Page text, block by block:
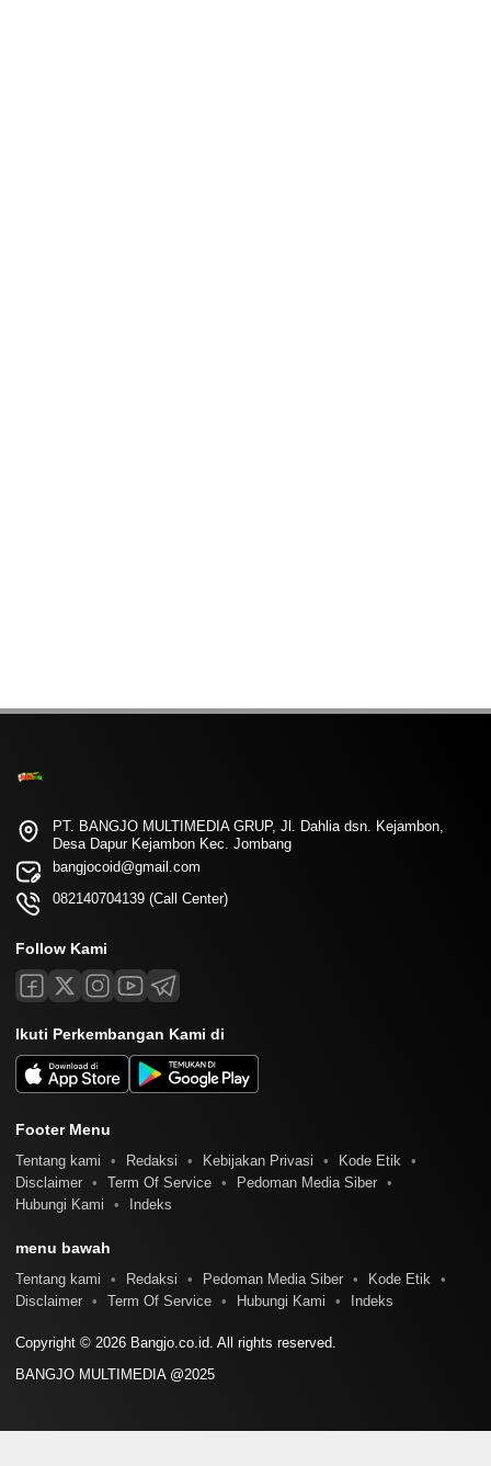
PT. BANGJO MULTIMEDIA GRUP, Jl. Dahlia dsn. Kejambon,
Desa Dapur Kejambon Kec. Jombang
bangjocoid@gmail.com
082140704139 (Call Center)
Follow Kami
Ikuti Perkembangan Kami di
Footer Menu
Tentang kami Redaksi Kebijakan Privasi
Kode Etik
Disclaimer
Term Of Service
Pedoman Media Siber
Hubungi Kami
Indeks
menu bawah
Tentang kami Redaksi Pedoman Media Siber
Kode Etik
Disclaimer
Term Of Service Hubungi Kami Indeks
Copyright © 2026 Bangjo.co.id. All rights reserved.
BANGJO MULTIMEDIA @2025